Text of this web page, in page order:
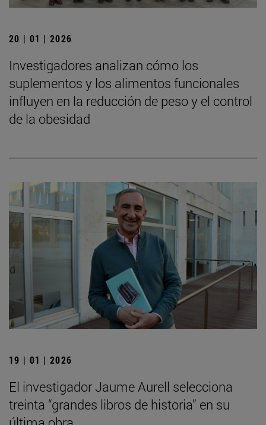
20 | 01 | 2026
Investigadores analizan cómo los
suplementos y los alimentos funcionales
influyen en la reducción de peso y el control
de la obesidad
19 | 01 | 2026
El investigador Jaume Aurell selecciona
treinta “grandes libros de historia” en su